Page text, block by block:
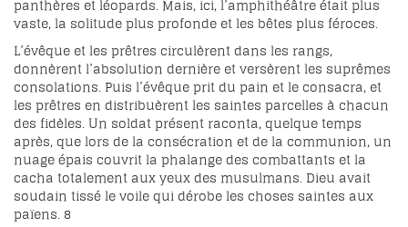
panthères et léopards. Mais, ici, l’amphithéâtre était plus
vaste, la solitude plus profonde et les bêtes plus féroces.
L’évêque et les prêtres circulèrent dans les rangs,
donnèrent l’absolution dernière et versèrent les suprêmes
consolations. Puis l’évêque prit du pain et le consacra, et
les prêtres en distribuèrent les saintes parcelles à chacun
des fidèles. Un soldat présent raconta, quelque temps
après, que lors de la consécration et de la communion, un
nuage épais couvrit la phalange des combattants et la
cacha totalement aux yeux des musulmans. Dieu avait
soudain tissé le voile qui dérobe les choses saintes aux
païens.8